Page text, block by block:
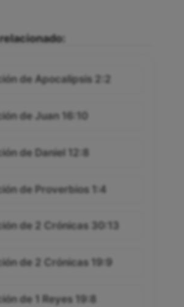
de Apocalipsis 2:2
de Juan 16:10
de Daniel 12:8
de Proverbios 1:4
de 2 Crónicas 30:13
de 2 Crónicas 19:9
de 1 Reyes 19:8